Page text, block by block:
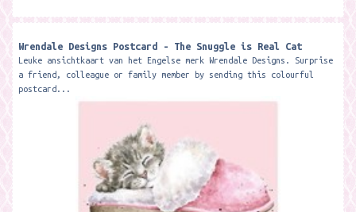
Wrendale Designs Postcard - The Snuggle is Real Cat
Leuke ansichtkaart van het Engelse merk Wrendale Designs. Surprise
a friend, colleague or family member by sending this colourful
postcard...